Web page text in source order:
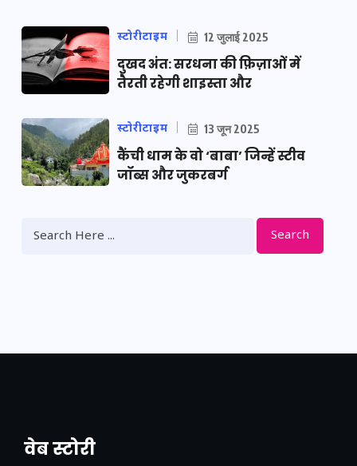
स्टोरीटाइम 12 जुलाई 2025
दुखद अंत: सरधना की फ़िज़ाओं में
तैरती रहेगी शाइस्ता और
स्टोरीटाइम 13 जून 2025
कैंची धाम के वो ‘बाबा’ जिन्हें स्टीव
जॉब्स और जुकरबर्ग
Search
वेब स्टोरी
नया एक्सप्रेसवे: पूर्वांचल का लक, डेवलपमेंट का